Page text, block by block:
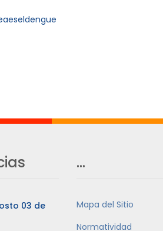
03 de
…
Mapa del Sitio
Normatividad